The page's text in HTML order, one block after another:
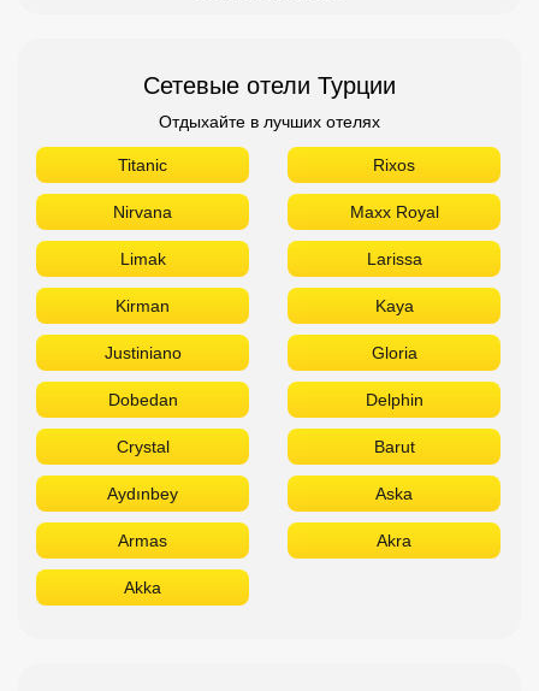
Сетевые отели Турции
Отдыхайте в лучших отелях
Titanic Rixos
Nirvana Maxx Royal
Limak Larissa
Kirman Kaya
Justiniano Gloria
Dobedan Delphin
Crystal Barut
Aydınbey Aska
Armas Akra
Akka